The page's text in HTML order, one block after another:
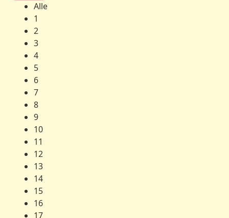
Alle
1
2
3
4
5
6
7
8
9
10
11
12
13
14
15
16
17